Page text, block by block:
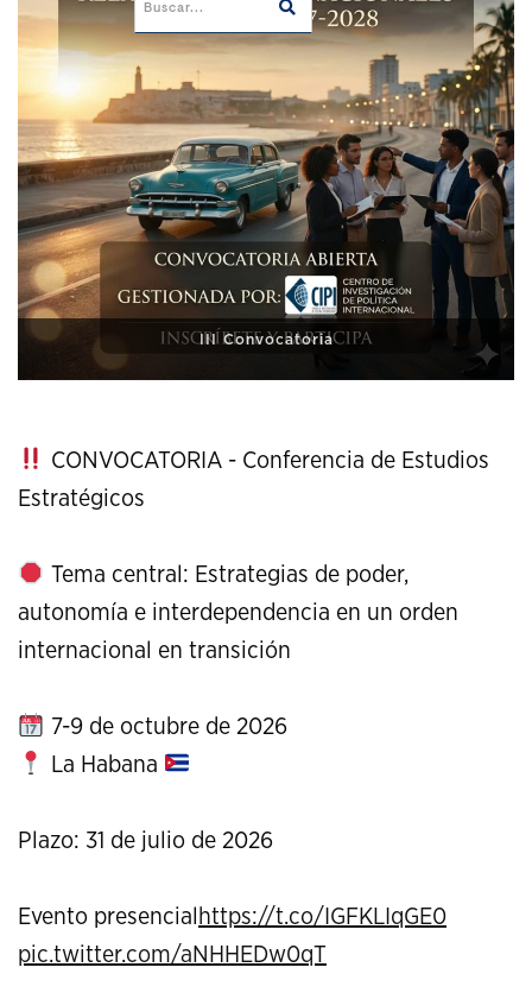
XI Conference on Strategic Studies
CONVOCATORIA - Conferencia de Estudios
Estratégicos
Tema central: Estrategias de poder,
autonomía e interdependencia en un orden
internacional en transición
7-9 de octubre de 2026
La Habana
Plazo: 31 de julio de 2026
Evento presencial https://t.co/IGFKLIqGE0
pic.twitter.com/aNHHEDw0qT